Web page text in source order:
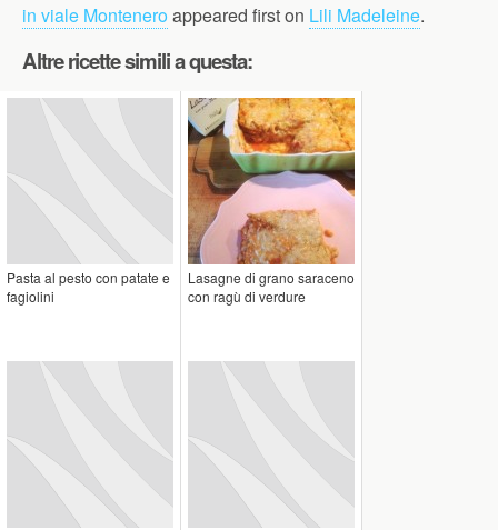
in viale Monteneroappeared first on Lili Madeleine.
Altre ricette simili a questa:
Pasta al pesto con patate e
fagiolini
Lasagne di grano saraceno
con ragù di verdure